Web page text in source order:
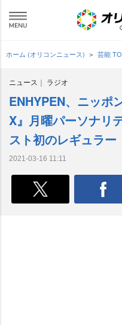
ホーム (オリコンニュース) 芸能
ニュース ラジオ
ENHYPEN、ニッポ
X』月曜パーソナリ
スト初のレギュラー
2021-03-16 11:11